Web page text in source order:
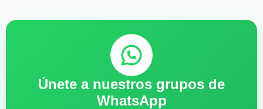
Únete a nuestros grupos de
WhatsApp